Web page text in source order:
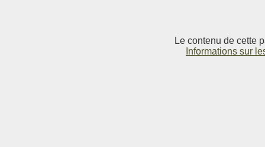
Le contenu de cette
Informations sur